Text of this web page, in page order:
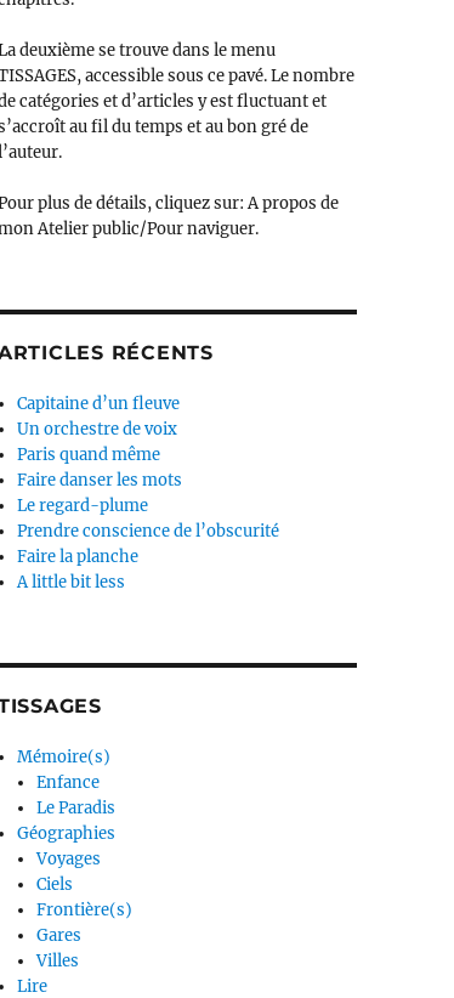
deuxième se trouve dans le menu
accessible sous ce pavé. Le nombre
catégories et d’articles y est fluctuant et
au fil du temps et au bon gré de
plus de détails, cliquez sur: A propos de
Atelier public/Pour naviguer.
RÉCENTS
Capitaine d’un fleuve
Un orchestre de voix
Paris quand même
Faire danser les mots
Le regard-plume
Prendre conscience de l’obscurité
Faire la planche
A little bit less
Mémoire(s)
Enfance
Le Paradis
Géographies
Voyages
Ciels
Frontière(s)
Gares
Villes
Lire